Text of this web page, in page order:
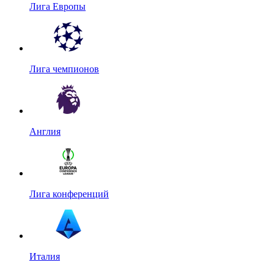
Лига Европы
Лига чемпионов
Англия
Лига конференций
Италия